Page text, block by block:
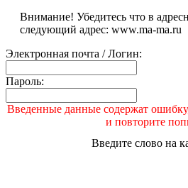
Внимание! Убедитесь что в
следующий адрес: www.ma-ma.ru
Электронная почта / Логин:
Пароль:
Введенные данные содержат
и повторите
Введите слово на